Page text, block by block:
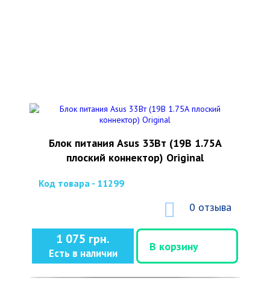
Блок питания Asus 33Вт (19В 1.75А
плоский коннектор) Original
Код товара - 11299
0 отзыва
1 075 грн.
Есть в наличии
В корзину